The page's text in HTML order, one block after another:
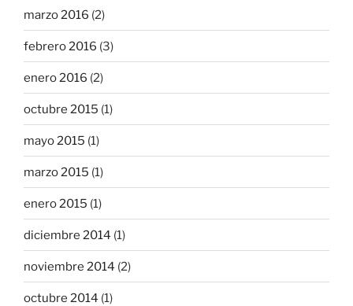
marzo 2016 (2)
febrero 2016 (3)
enero 2016 (2)
octubre 2015 (1)
mayo 2015 (1)
marzo 2015 (1)
enero 2015 (1)
diciembre 2014 (1)
noviembre 2014 (2)
octubre 2014 (1)